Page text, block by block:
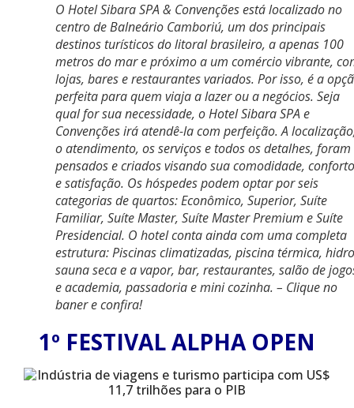
O Hotel Sibara SPA & Convenções está localizado no
centro de Balneário Camboriú, um dos principais
destinos turísticos do litoral brasileiro, a apenas 100
metros do mar e próximo a um comércio vibrante,
lojas, bares e restaurantes variados. Por isso, é a
perfeita para quem viaja a lazer ou a negócios. Seja
qual for sua necessidade, o Hotel Sibara SPA e
Convenções irá atendê-la com perfeição. A
o atendimento, os serviços e todos os detalhes, foram
pensados e criados visando sua comodidade, conforto
e satisfação. Os hóspedes podem optar por seis
categorias de quartos: Econômico, Superior, Suíte
Familiar, Suíte Master, Suíte Master Premium e Suíte
Presidencial. O hotel conta ainda com uma completa
estrutura: Piscinas climatizadas, piscina térmica,
sauna seca e a vapor, bar, restaurantes, salão de
e academia, passadoria e mini cozinha. – Clique no
baner e confira!
1º FESTIVAL ALPHA OPEN